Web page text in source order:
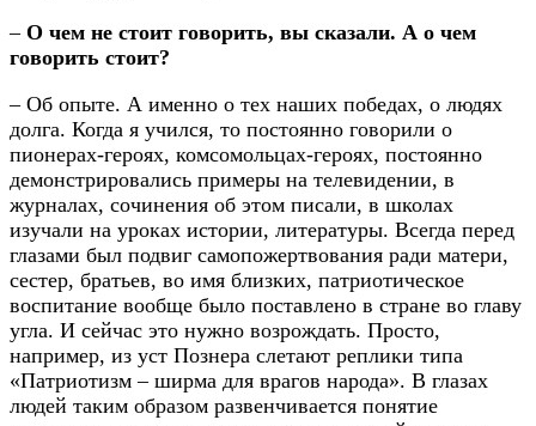
– О чем не стоит говорить, вы сказали. А о чем
говорить стоит?
– Об опыте. А именно о тех наших победах, о людях
долга. Когда я учился, то постоянно говорили о
пионерах-героях, комсомольцах-героях, постоянно
демонстрировались примеры на телевидении, в
журналах, сочинения об этом писали, в школах
изучали на уроках истории, литературы. Всегда перед
глазами был подвиг самопожертвования ради матери,
сестер, братьев, во имя близких, патриотическое
воспитание вообще было поставлено в стране во главу
угла. И сейчас это нужно возрождать. Просто,
например, из уст Познера слетают реплики типа
«Патриотизм – ширма для врагов народа». В глазах
людей таким образом развенчивается понятие